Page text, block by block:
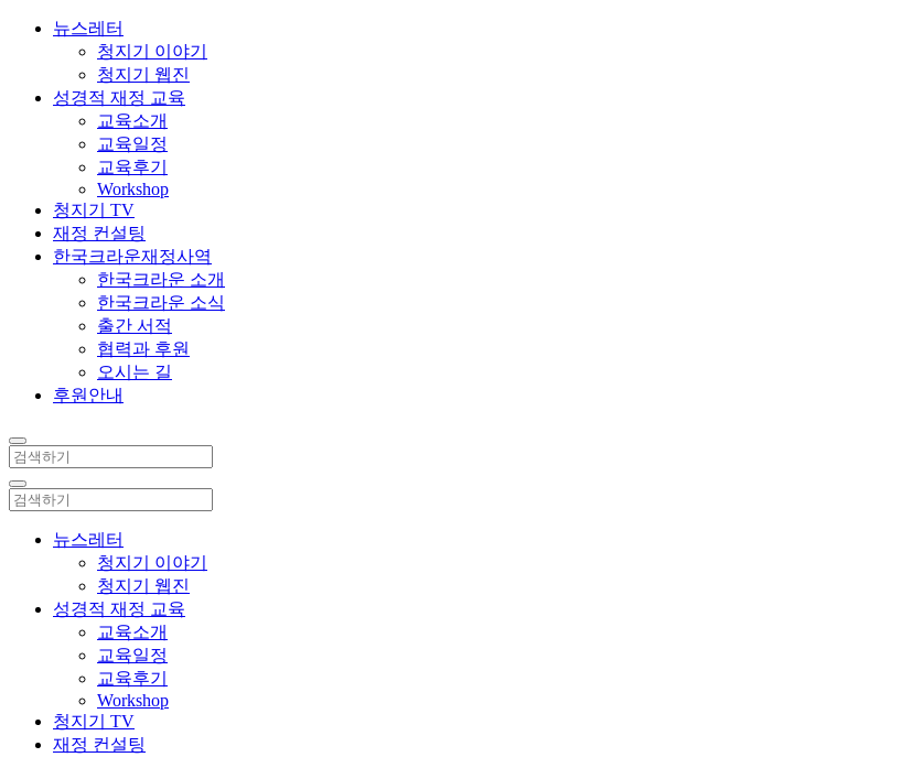
뉴스레터
청지기 이야기
청지기 웹진
성경적 재정 교육
교육소개
교육일정
교육후기
Workshop
청지기 TV
재정 컨설팅
한국크라운재정사역
한국크라운 소개
한국크라운 소식
출간 서적
협력과 후원
오시는 길
후원안내
뉴스레터
청지기 이야기
청지기 웹진
성경적 재정 교육
교육소개
교육일정
교육후기
Workshop
청지기 TV
재정 컨설팅